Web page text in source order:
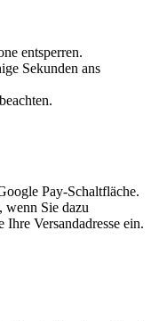
entsperren.
Sekunden ans
Pay-Schaltfläche.
wenn Sie dazu
Versandadresse ein.